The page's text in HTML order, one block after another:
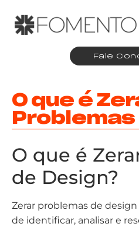
Fale
O que é
Problemas
O que é
de Design?
Zerar problemas de
de identificar, analisar e